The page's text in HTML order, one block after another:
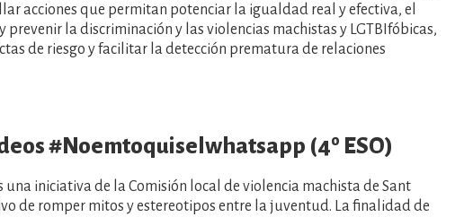
acciones que permitan potenciar la igualdad real y efectiva, el
prevenir la discriminación y las violencias machistas y LGTBIfóbicas,
de riesgo y facilitar la detección prematura de relaciones
#Noemtoquiselwhatsapp (4º ESO)
una iniciativa de la Comisión local de violencia machista de Sant
de romper mitos y estereotipos entre la juventud. La finalidad de